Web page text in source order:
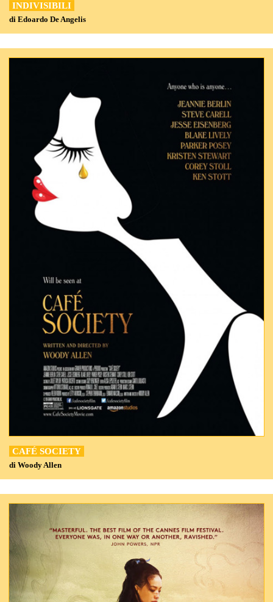
INDIVISIBILI
di Edoardo De Angelis
CAFÉ SOCIETY
di Woody Allen